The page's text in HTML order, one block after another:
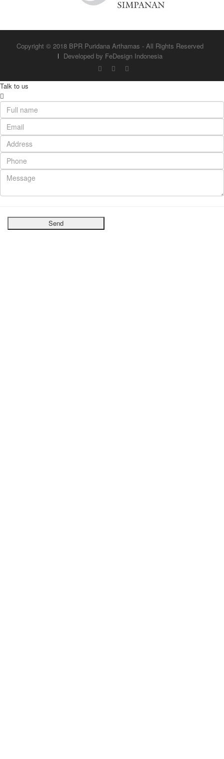
Copyright © 2018 BPR Puridana Arthamas - All Rights Reserved
Developed by FeDesign Indonesia
Talk to us
Send